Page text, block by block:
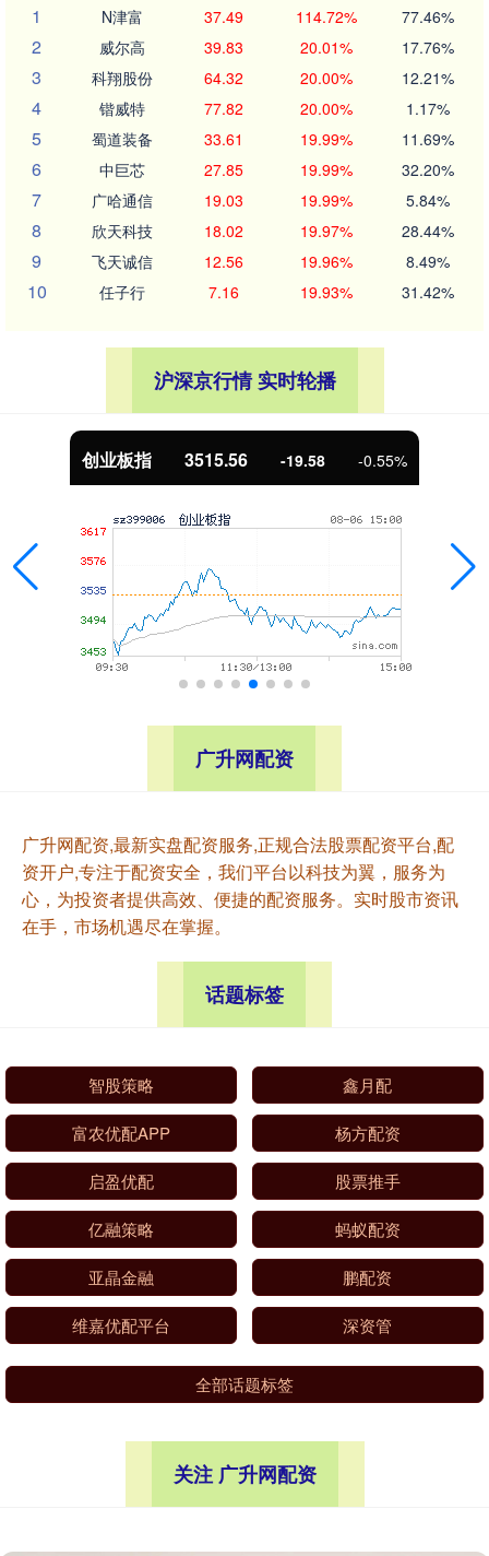
1
N津富 37.49 114.72% 77.46%
2 威尔高 39.83 20.01% 17.76%
3 科翔股份 64.32 20.00% 12.21%
4 锴威特 77.82 20.00% 1.17%
5 蜀道装备 33.61 19.99% 11.69%
6 中巨芯 27.85 19.99% 32.20%
7 广哈通信 19.03 19.99% 5.84%
8 欣天科技 18.02 19.97% 28.44%
9 飞天诚信 12.56 19.96% 8.49%
10 任子行 7.16 19.93% 31.42%
沪深京行情 实时轮播
创业板指 3515.56 -19.58 -0.55%
广升网配资
广升网配资,最新实盘配资服务,正规合法股票配资平台,配
资开户,专注于配资安全，我们平台以科技为翼，服务为
心，为投资者提供高效、便捷的配资服务。实时股市资讯
在手，市场机遇尽在掌握。
话题标签
智股策略 鑫月配
富农优配APP 杨方配资
启盈优配 股票推手
亿融策略 蚂蚁配资
亚晶金融 鹏配资
维嘉优配平台 深资管
全部话题标签
关注 广升网配资